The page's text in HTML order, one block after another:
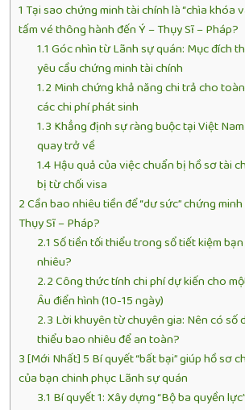
1 Tại sao chứng minh tài chính là “chìa khóa
tấm vé thông hành đến Ý – Thụy Sĩ – Pháp?
1.1 Góc nhìn từ Lãnh sự quán: Mục đích
yêu cầu chứng minh tài chính
1.2 Minh chứng khả năng chi trả cho
các chi phí phát sinh
1.3 Khẳng định sự ràng buộc tại Việt
quay trở về
1.4Hậu quả của việc chuẩn bị hồ sơ tài
bị từ chối visa
2Cần bao nhiêu tiền để “dư sức” chứng
Thụy Sĩ – Pháp?
2.1 Số tiền tối thiểu trong sổ tiết kiệm
nhiêu?
2.2Công thức tính chi phí dự kiến cho
Âu điển hình (10-15 ngày)
2.3 Lời khuyên từ chuyên gia: Nên có số
thiểu bao nhiêu để an toàn?
3[Mới Nhất] 5 Bí quyết “bất bại” giúp hồ sơ
của bạn chinh phục Lãnh sự quán
3.1 Bí quyết 1: Xây dựng “Bộ ba quyền